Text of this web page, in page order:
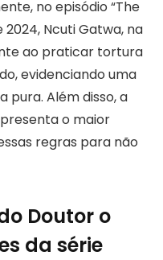
no episódio “The
Ncuti Gatwa, na
ao praticar tortura
evidenciando uma
pura. Além disso, a
o maior
regras para não
Doutor o
da série